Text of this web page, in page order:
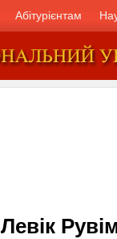
Абітурієнтам
Левік